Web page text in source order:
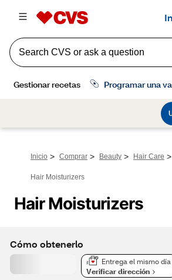
Inicio > Comprar > Beauty > Hair Care >
Hair Moisturizers
Hair Moisturizers
Cómo obtenerlo
Entrega el mismo día
Verificar dirección